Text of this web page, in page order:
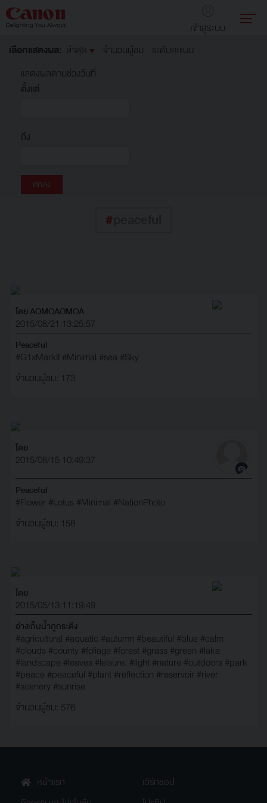
เข้าสู่ระบบ
เลือกแสดงผล: ล่าสุด จำนวนผู้ชม
ระดับคะแนน
แสดงผลตามช่วงวันที่
ตั้งแต่
ถึง
#
โดย AOMOAOMOA
2015/08/21 13:25:57
Peaceful
#G1xMarkII #Minimal #sea #Sky
จำนวนผู้ชม: 173
โดย
2015/08/15 10:49:37
Peaceful
#Flower #Lotus #Minimal #NationPhoto
จำนวนผู้ชม: 158
โดย
2015/05/13 11:19:49
อ่างเก็บน้ำภูกระดึง
#agricultural #aquatic #autumn #beautiful #blue #calm
#clouds #county #foliage #forest #grass #green #lake
#landscape #leaves #leisure. #light #nature #outdoors #park
#peace #peaceful #plant #reflection #reservoir #river
#scenery #sunrise
จำนวนผู้ชม: 576
หน้าแรก
เวิร์กชอป